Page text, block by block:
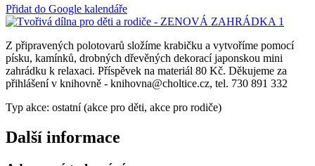
Přidat do Google kalendáře
Z připravených polotovarů složíme krabičku a vytvoříme pomocí
písku, kamínků, drobných dřevěných dekorací japonskou mini
zahrádku k relaxaci. Příspěvek na materiál 80 Kč. Děkujeme za
přihlášení v knihovně - knihovna@choltice.cz, tel. 730 891 332
Typ akce: ostatní (akce pro děti, akce pro rodiče)
Další informace